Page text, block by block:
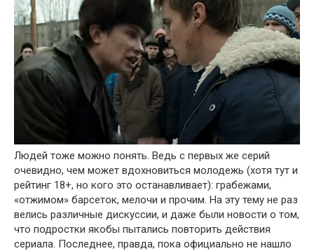
Людей тоже можно понять. Ведь с первых же серий
очевидно, чем может вдохновиться молодежь (хотя тут и
рейтинг 18+, но кого это останавливает): грабежами,
«отжимом» барсеток, мелочи и прочим. На эту тему не раз
велись различные дискуссии, и даже были новости о том,
что подростки якобы пытались повторить действия
сериала. Последнее, правда, пока официально не нашло